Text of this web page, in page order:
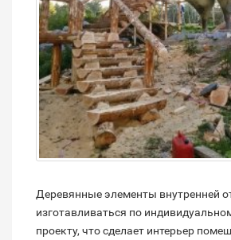
Деревянные элементы внутренней
изготавливаться по
проекту, что сделает интерьер